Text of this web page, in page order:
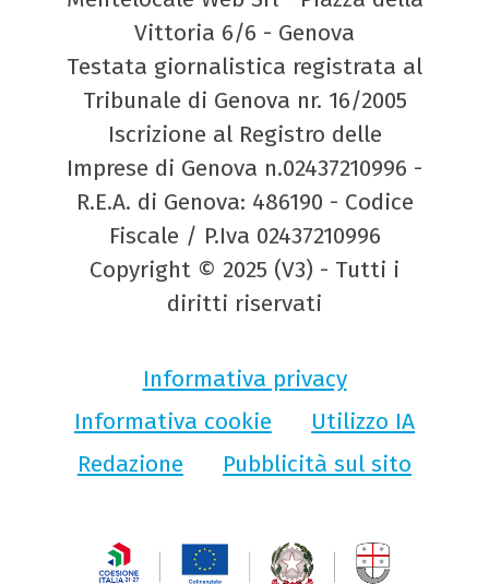
Vittoria 6/6 - Genova
Testata giornalistica registrata al
Tribunale di Genova nr. 16/2005
Iscrizione al Registro delle
Imprese di Genova n.02437210996 -
R.E.A. di Genova: 486190 - Codice
Fiscale / P.Iva 02437210996
Copyright © 2025 (V3) - Tutti i
diritti riservati
Informativa privacy
Informativa cookie
Utilizzo IA
Redazione
Pubblicità sul sito